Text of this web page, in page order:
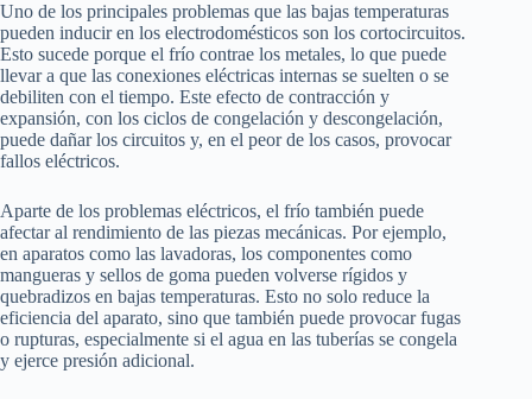
Uno de los principales problemas que las bajas temperaturas
pueden inducir en los electrodomésticos son los cortocircuitos.
Esto sucede porque el frío contrae los metales, lo que puede
llevar a que las conexiones eléctricas internas se suelten o se
debiliten con el tiempo. Este efecto de contracción y
expansión, con los ciclos de congelación y descongelación,
puede dañar los circuitos y, en el peor de los casos, provocar
fallos eléctricos.
Aparte de los problemas eléctricos, el frío también puede
afectar al rendimiento de las piezas mecánicas. Por ejemplo,
en aparatos como las lavadoras, los componentes como
mangueras y sellos de goma pueden volverse rígidos y
quebradizos en bajas temperaturas. Esto no solo reduce la
eficiencia del aparato, sino que también puede provocar fugas
o rupturas, especialmente si el agua en las tuberías se congela
y ejerce presión adicional.